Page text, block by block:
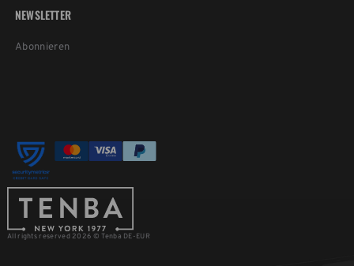
NEWSLETTER
Abonnieren
All rights reserved 2026 © Tenba DE-EUR